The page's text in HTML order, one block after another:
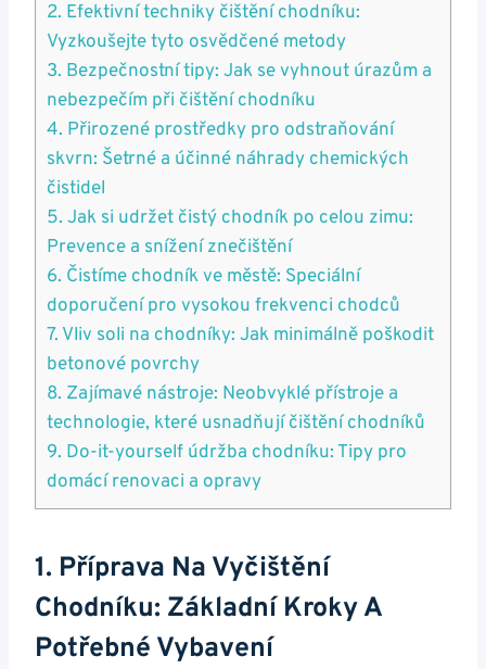
2. Efektivní techniky čištění chodníku:
⁢Vyzkoušejte tyto osvědčené metody
3. ​Bezpečnostní tipy: Jak se vyhnout úrazům a
nebezpečím při čištění chodníku
4. Přirozené ‌prostředky⁤ pro odstraňování
‌skvrn: Šetrné a účinné ⁣náhrady chemických
čistidel
5. Jak ⁣si udržet čistý chodník po celou zimu:
Prevence a snížení znečištění
6. Čistíme chodník ve městě:‌ Speciální
doporučení pro‍ vysokou frekvenci chodců
7. Vliv soli‍ na chodníky: Jak ⁤minimálně poškodit
betonové ⁣povrchy
8. Zajímavé nástroje: ​Neobvyklé přístroje a
technologie, které usnadňují čištění⁤ chodníků
9. Do-it-yourself údržba chodníku: Tipy pro‌
domácí renovaci a opravy
1. Příprava Na Vyčištění
Chodníku: Základní Kroky A
Potřebné Vybavení